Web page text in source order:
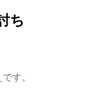
ち
す。